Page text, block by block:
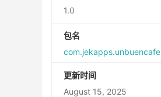
1.0
包名
com.jekapps.unbuencafe
更新时间
August 15, 2025